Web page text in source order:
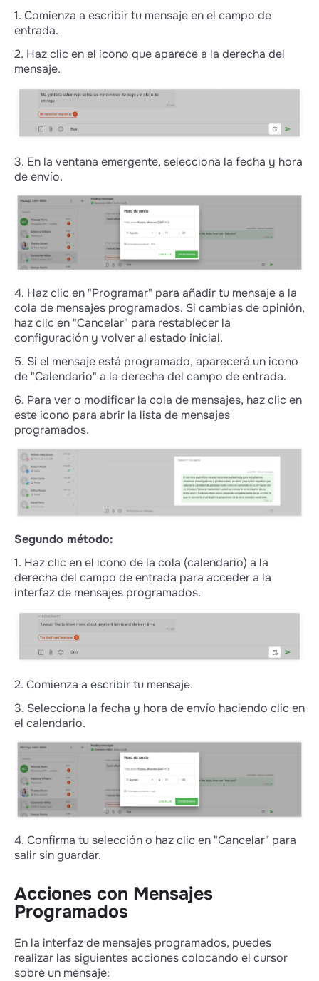
1. Comienza a escribir tu mensaje en el campo de
entrada.
2. Haz clic en el icono que aparece a la derecha del
mensaje.
3. En la ventana emergente, selecciona la fecha y hora
de envío.
4. Haz clic en "Programar" para añadir tu mensaje a la
cola de mensajes programados. Si cambias de opinión,
haz clic en "Cancelar" para restablecer la
configuración y volver al estado inicial.
5. Si el mensaje está programado, aparecerá un icono
de "Calendario" a la derecha del campo de entrada.
6. Para ver o modificar la cola de mensajes, haz clic en
este icono para abrir la lista de mensajes
programados.
Segundo método:
1. Haz clic en el icono de la cola (calendario) a la
derecha del campo de entrada para acceder a la
interfaz de mensajes programados.
2. Comienza a escribir tu mensaje.
3. Selecciona la fecha y hora de envío haciendo clic en
el calendario.
4. Confirma tu selección o haz clic en "Cancelar" para
salir sin guardar.
Acciones con Mensajes
Programados
En la interfaz de mensajes programados, puedes
realizar las siguientes acciones colocando el cursor
sobre un mensaje: